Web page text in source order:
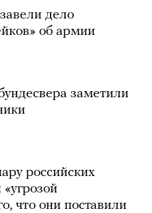
дело
об армии
заметили
российских
что они поставили